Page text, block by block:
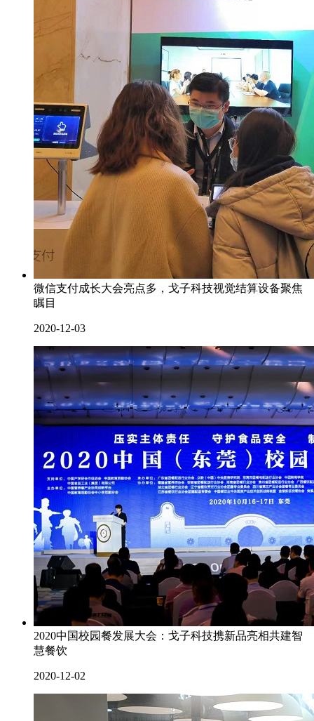
微信支付成长大会亮点多，戈子科技视觉结算设备聚焦
瞩目
2020-12-03
2020中国校园餐发展大会：戈子科技携新品亮相共建智
慧餐饮
2020-12-02